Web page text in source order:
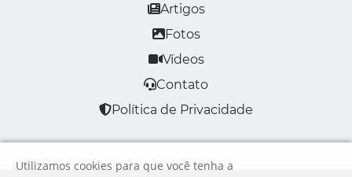
Artigos
Fotos
Vídeos
Contato
Política de Privacidade
Utilizamos cookies para que você tenha a